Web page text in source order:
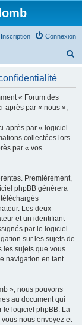
Connexion
Inscription
« Forum des
après par « nous »,
après par « logiciel
collectées lors
par « vos
Premièrement,
phpBB génèrera
Les deux
et un identifiant
par le logiciel
sur les sujets de
les sujets que vous
navigation en tant
», nous pouvons
au document qui
le logiciel phpBB. La
nous envoyez et